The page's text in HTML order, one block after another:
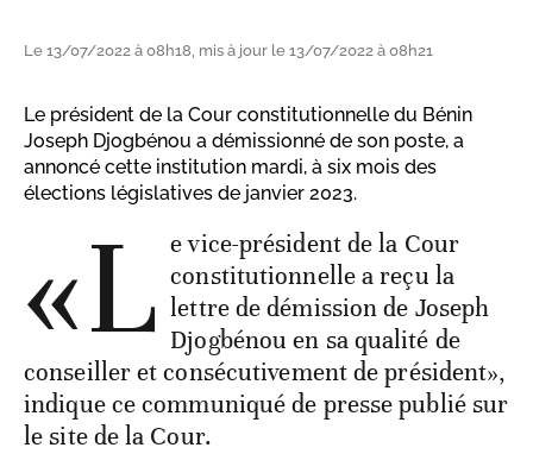
Le 13/07/2022 à 08h18, mis à jour le 13/07/2022 à 08h21
Le président de la Cour constitutionnelle du Bénin
Joseph Djogbénou a démissionné de son poste, a
annoncé cette institution mardi, à six mois des
élections législatives de janvier 2023.
«L e vice-président de la Cour
constitutionnelle a reçu la
lettre de démission de Joseph
Djogbénou en sa qualité de
conseiller et consécutivement de président»,
indique ce communiqué de presse publié sur
le site de la Cour.